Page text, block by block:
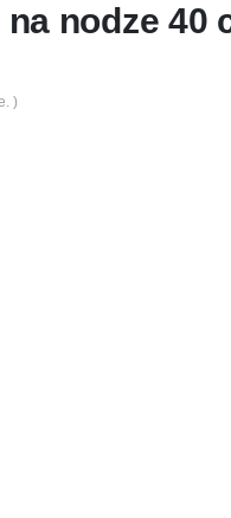
nodze 40
)